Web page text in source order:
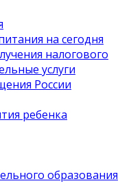
на сегодня
налогового
услуги
России
ребенка
образования